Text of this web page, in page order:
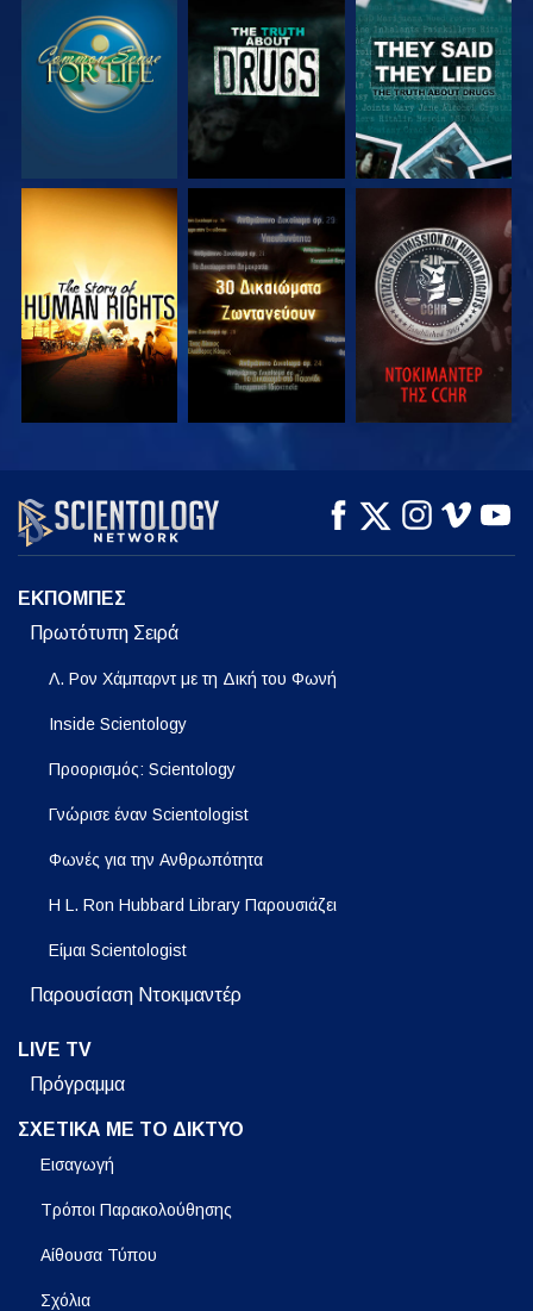
ΠΑΡΑΚΟΛΟΥΘΗΣΤΕ ΠΑΡΑΚΟΛΟΥΘΗΣΤΕ ΠΑΡΑΚΟΛΟΥΘΗΣΤΕ
ΠΑΡΑΚΟΛΟΥΘΗΣΤΕ ΠΑΡΑΚΟΛΟΥΘΗΣΤΕ ΠΑΡΑΚΟΛΟΥΘΗΣΤΕ
ΠΑΡΑΚΟΛΟΥΘΗΣΤΕ ΠΑΡΑΚΟΛΟΥΘΗΣΤΕ
ΕΞΕΡΕΥΝΗΣΤΕ ΤΗ
ΣΕΙΡΑ
ΕΚΠΟΜΠΕΣ
Πρωτότυπη Σειρά
Λ. Ρον Χάμπαρντ με τη Δική του Φωνή
Inside Scientology
Προορισμός: Scientology
Γνώρισε έναν Scientologist
Φωνές για την Ανθρωπότητα
Η L. Ron Hubbard Library Παρουσιάζει
Είμαι Scientologist
Παρουσίαση Ντοκιμαντέρ
LIVE TV
Πρόγραμμα
ΣΧΕΤΙΚΑ ΜΕ ΤΟ ΔΙΚΤΥΟ
Εισαγωγή
Τρόποι Παρακολούθησης
Αίθουσα Τύπου
Σχόλια